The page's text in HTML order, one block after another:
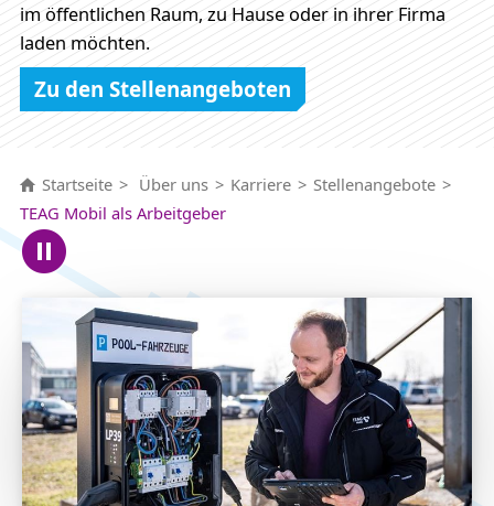
im öffentlichen Raum, zu Hause oder in ihrer Firma
laden möchten.
Zu den Stellenangeboten
Startseite Über uns Karriere
Stellenangebote
TEAG Mobil als Arbeitgeber